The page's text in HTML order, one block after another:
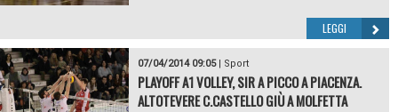
LEGGI
07/04/2014 09:05| Sport
PLAYOFF A1 VOLLEY, SIR A PICCO A PIACENZA.
ALTOTEVERE C.CASTELLO GIÙ A MOLFETTA